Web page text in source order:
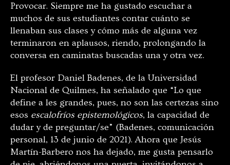
Provocar. Siempre me ha gustado escuchar a
muchos de sus estudiantes contar cuánto se
llenaban sus clases y cómo más de alguna vez
terminaron en aplausos, riendo, prolongando la
conversa en caminatas buscadas una y otra vez.
El profesor Daniel Badenes, de la Universidad
Nacional de Quilmes, ha señalado que “Lo que
define a les grandes, pues, no son las certezas sino
esos escalofríos epistemológicos, la capacidad de
dudar y de preguntar/se” (Badenes, comunicación
personal, 13 de junio de 2021). Ahora que Jesús
Martín-Barbero nos ha dejado, me gusta pensarlo